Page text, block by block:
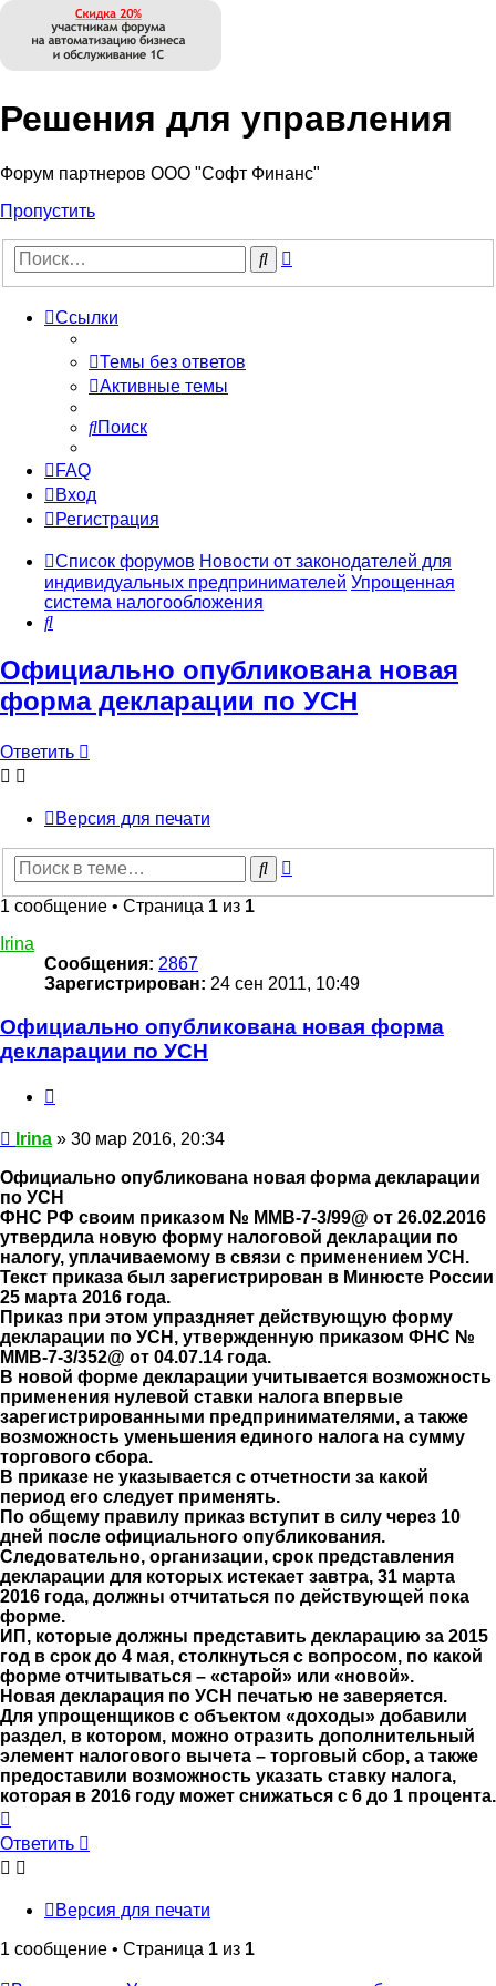
Решения для управления
Форум партнеров ООО "Софт Финанс"
Пропустить
Поиск
Ссылки
Темы без ответов
Активные темы
Поиск
FAQ
Вход
Регистрация
Список форумов Новости от законодателей для
индивидуальных предпринимателей Упрощенная
система налогообложения
Поиск
Официально опубликована новая
форма декларации по УСН
Ответить
Версия для печати
Поиск
1 сообщение • Страница 1 из 1
Irina
Сообщения: 2867
Зарегистрирован: 24 сен 2011, 10:49
Официально опубликована новая форма
декларации по УСН
Сообщение
Irina » 30 мар 2016, 20:34
Официально опубликована новая форма декларации
по УСН
ФНС РФ своим приказом № ММВ-7-3/99@ от 26.02.2016
утвердила новую форму налоговой декларации по
налогу, уплачиваемому в связи с применением УСН.
Текст приказа был зарегистрирован в Минюсте России
25 марта 2016 года.
Приказ при этом упраздняет действующую форму
декларации по УСН, утвержденную приказом ФНС №
ММВ-7-3/352@ от 04.07.14 года.
В новой форме декларации учитывается возможность
применения нулевой ставки налога впервые
зарегистрированными предпринимателями, а также
возможность уменьшения единого налога на сумму
торгового сбора.
В приказе не указывается с отчетности за какой
период его следует применять.
По общему правилу приказ вступит в силу через 10
дней после официального опубликования.
Следовательно, организации, срок представления
декларации для которых истекает завтра, 31 марта
2016 года, должны отчитаться по действующей пока
форме.
ИП, которые должны представить декларацию за 2015
год в срок до 4 мая, столкнуться с вопросом, по какой
форме отчитываться – «старой» или «новой».
Новая декларация по УСН печатью не заверяется.
Для упрощенщиков с объектом «доходы» добавили
раздел, в котором, можно отразить дополнительный
элемент налогового вычета – торговый сбор, а также
предоставили возможность указать ставку налога,
которая в 2016 году может снижаться с 6 до 1 процента.
к
началу
Ответить
Версия для печати
1 сообщение • Страница 1 из 1